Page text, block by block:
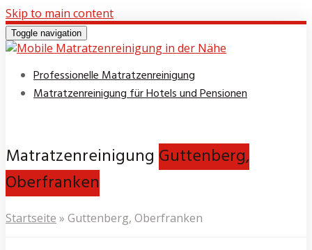
Skip to main content
Toggle navigation
Professionelle Matratzenreinigung
Matratzenreinigung für Hotels und Pensionen
Matratzenreinigung Guttenberg,
Oberfranken
Startseite » Guttenberg, Oberfranken